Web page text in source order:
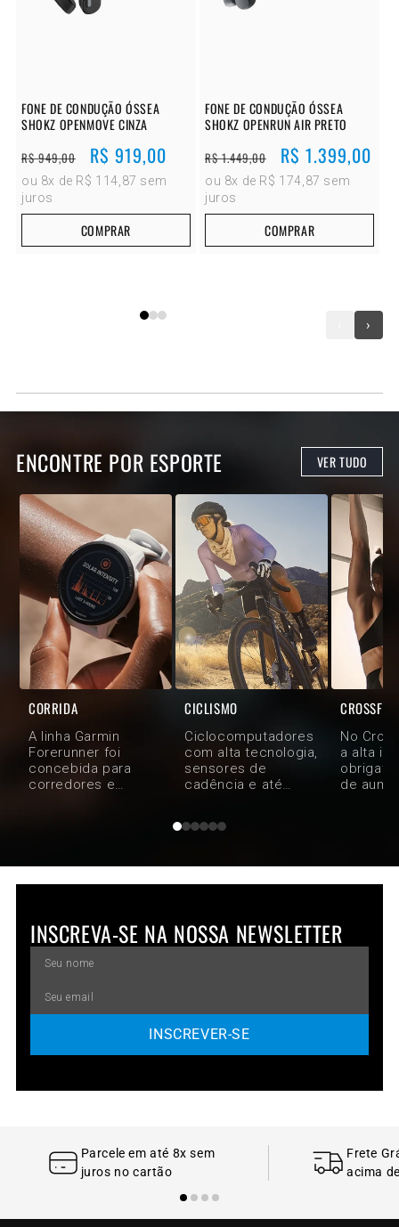
FONE DE CONDUÇÃO ÓSSEA
SHOKZ OPENMOVE CINZA
Preço
normal
R$ 949,00
Preço
promocional
R$ 919,00
ou 8x de R$ 114,87 sem
juros
COMPRAR
FONE DE CONDUÇÃO ÓSSEA
SHOKZ OPENRUN AIR PRETO
Preço
normal
R$ 1.449,00
Preço
promocional
R$ 1.399,00
ou 8x de R$ 174,87 sem
juros
COMPRAR
›
ENCONTRE POR ESPORTE VER TUDO
CORRIDA
A linha Garmin
Forerunner foi
concebida para
corredores e
exercícios no
dispositivo, assim
CICLISMO
Ciclocomputadores
com alta tecnologia,
sensores de
cadência e até
você tenha dados
quanto esforço seu
corpo está
CROSSFIT
No
a alta
obrigatório.
de
físico.
INSCREVA-SE NA NOSSA NEWSLETTER
INSCREVER-SE
Parcele em até 8x sem
juros no cartão
Frete
acima